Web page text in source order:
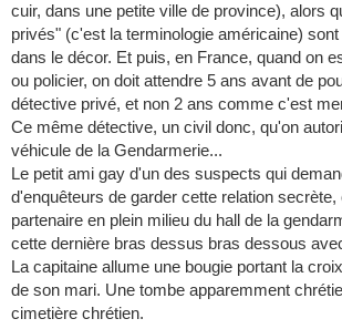
cuir, dans une petite ville de province), alors
privés" (c'est la terminologie américaine)
dans le décor. Et puis, en France, quand on
ou policier, on doit attendre 5 ans avant de
détective privé, et non 2 ans comme c'est
Ce même détective, un civil donc, qu'on
véhicule de la Gendarmerie...
Le petit ami gay d'un des suspects qui
d'enquêteurs de garder cette relation secrète,
partenaire en plein milieu du hall de la
cette dernière bras dessus bras dessous
La capitaine allume une bougie portant la
de son mari. Une tombe apparemment
cimetière chrétien.